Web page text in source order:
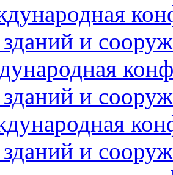
зданий и
зданий и
зданий и